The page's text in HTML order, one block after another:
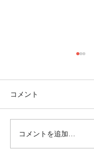
第43期通常総会
たしました
コメント
コメントを追加…